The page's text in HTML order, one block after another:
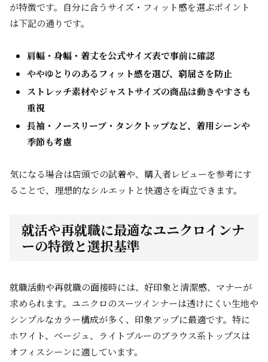
が特徴です。自分に合うサイズ・フィット感を選ぶポイント
は下記の通りです。
肩幅・身幅・着丈を公式サイズ表で事前に確認
ややゆとりのあるフィット感を選び、窮屈さを防止
ストレッチ素材やジャストサイズの商品は動きやすさも
重視
長袖・ノースリーブ・タンクトップなど、着用シーンや
季節も考慮
気になる場合は店頭での試着や、購入者レビューを参考にす
ることで、理想的なシルエットと快適さを両立できます。
就活や再就職に最適なユニクロインナ
ーの特徴と選択基準
就職活動や再就職の面接時には、好印象と清潔感、マナーが
求められます。ユニクロのスーツインナーは透けにくい生地や
シンプルなカラー構成が多く、印象アップに最適です。特に
ホワイト、ベージュ、ライトブルーのブラウス系トップスは
オフィスシーンに適しています。